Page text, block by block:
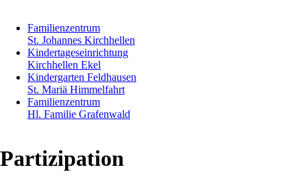
Familienzentrum
St. Johannes Kirchhellen
Kindertageseinrichtung
Kirchhellen Ekel
Kindergarten Feldhausen
St. Mariä Himmelfahrt
Familienzentrum
Hl. Familie Grafenwald
Partizipation